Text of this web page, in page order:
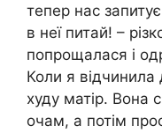
тепер нас
в неї питай! –
попрощалася і
Коли я відчинила
худу матір. Вона
очам, а потім